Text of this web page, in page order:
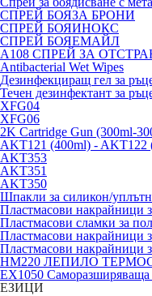
СПРЕЙ БОЯЗА БРОНИ
СПРЕЙ БОЯИНОКС
СПРЕЙ БОЯЕМАЙЛ
A108 СПРЕЙ ЗА
Antibacterial Wet Wipes
Дезинфекциращ гел за
Течен дезинфектант за
XFG04
XFG06
2K Cartridge Gun (300ml-
AKT121 (400ml) - AKT122
AKT353
AKT351
AKT350
Шпакли за силикон/
Пластмасови накрайници
Пластмасови сламки за
Пластмасови накрайници
Пластмасови накрайници
HM220 ЛЕПИЛО
EX1050 Саморазширяваща
ЕЗИЦИ